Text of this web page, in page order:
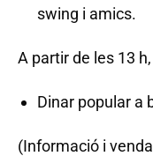
swing i amics.
A partir de les 13 h,
Dinar popular a
(Informació i